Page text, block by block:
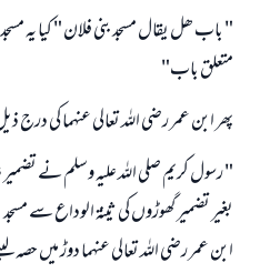
" باب ھل يقال مسجد بنى فلان " كيا يہ
متعلق باب"
پھر ابن عمر رضى اللہ تعالى عنہما كى
" رسول كريم صلى اللہ عليہ وسلم نے
بغير تضمير گھوڑوں كى ثينۃ الوداع سے
ابن عمر رضى اللہ تعالى عنہما دوڑ ميں